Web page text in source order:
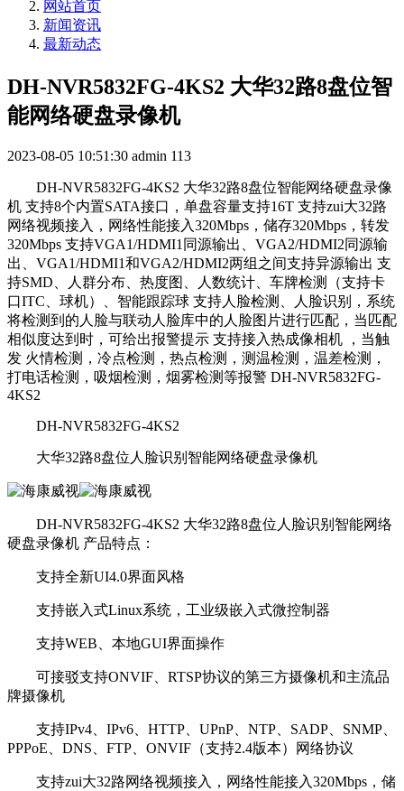
网站首页
新闻资讯
最新动态
DH-NVR5832FG-4KS2 大华32路8盘位智
能网络硬盘录像机
2023-08-05 10:51:30 admin 113
DH-NVR5832FG-4KS2 大华32路8盘位智能网络硬盘录像
机 支持8个内置SATA接口，单盘容量支持16T 支持zui大32路
网络视频接入，网络性能接入320Mbps，储存320Mbps，转发
320Mbps 支持VGA1/HDMI1同源输出、VGA2/HDMI2同源输
出、VGA1/HDMI1和VGA2/HDMI2两组之间支持异源输出 支
持SMD、人群分布、热度图、人数统计、车牌检测（支持卡
口ITC、球机）、智能跟踪球 支持人脸检测、人脸识别，系统
将检测到的人脸与联动人脸库中的人脸图片进行匹配，当匹配
相似度达到时，可给出报警提示 支持接入热成像相机 ，当触
发 火情检测，冷点检测，热点检测，测温检测，温差检测，
打电话检测，吸烟检测，烟雾检测等报警 DH-NVR5832FG-
4KS2
DH-NVR5832FG-4KS2
大华32路8盘位人脸识别智能网络硬盘录像机
DH-NVR5832FG-4KS2 大华32路8盘位人脸识别智能网络
硬盘录像机 产品特点：
支持全新UI4.0界面风格
支持嵌入式Linux系统，工业级嵌入式微控制器
支持WEB、本地GUI界面操作
可接驳支持ONVIF、RTSP协议的第三方摄像机和主流品
牌摄像机
支持IPv4、IPv6、HTTP、UPnP、NTP、SADP、SNMP、
PPPoE、DNS、FTP、ONVIF（支持2.4版本）网络协议
支持zui大32路网络视频接入，网络性能接入320Mbps，储